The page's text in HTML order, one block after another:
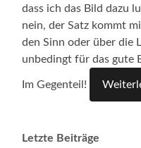
dass ich das Bild dazu
nein, der Satz kommt
den Sinn oder über die
unbedingt für das gute
Im Gegenteil!
Letzte Beiträge